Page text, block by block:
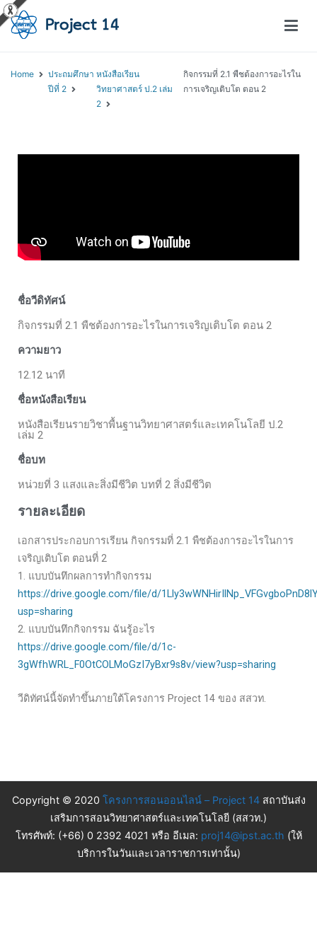
Home
ประถมศึกษา
ปีที่ 2
หนังสือเรียน
วิทยาศาสตร์ ป.2 เล่ม
2
กิจกรรมที่ 2.1 พืชต้องการอะไรใน
การเจริญเติบโต ตอน 2
ชื่อวีดิทัศน์
กิจกรรมที่ 2.1 พืชต้องการอะไรในการเจริญเติบโต ตอน 2
ความยาว
12.12 นาที
ชื่อหนังสือเรียน
หนังสือเรียนรายวิชาพื้นฐานวิทยาศาสตร์และเทคโนโลยี ป.2
เล่ม 2
ชื่อบท
หน่วยที่ 3 แสงและสิ่งมีชีวิต บทที่ 2 สิ่งมีชีวิต
รายละเอียด
เอกสารประกอบการเรียน กิจกรรมที่ 2.1 พืชต้องการอะไรในการ
เจริญเติบโต ตอนที่ 2
1. แบบบันทึกผลการทำกิจกรรม
https://drive.google.com/file/d/
usp=sharing
2. แบบบันทึกกิจกรรม ฉันรู้อะไร
https://drive.google.com/file/d/1c-
3gWfhWRL_F0OtCOLMoGzI7yBxr9s8v/view?usp=sharing
วีดิทัศน์นี้จัดทำขึ้นภายใต้โครงการ Project 14 ของ สสวท.
Copyright © 2020 โครงการสอนออนไลน์ – Project 14สถาบันส่ง
เสริมการสอนวิทยาศาสตร์และเทคโนโลยี (สสวท.)
โทรศัพท์: (+66) 0 2392 4021 หรือ อีเมล: proj14@ipst.ac.th (ให้
บริการในวันและเวลาราชการเท่านั้น)